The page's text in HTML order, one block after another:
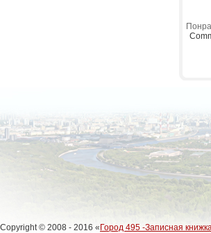
Copyright © 2008 - 2016 « Город 495 -Записная